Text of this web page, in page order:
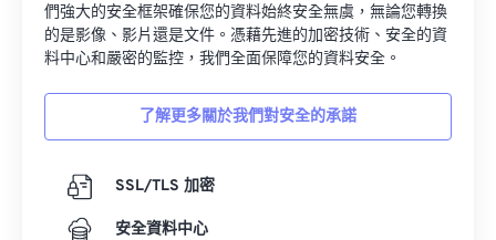
們強大的安全框架確保您的資料始終安全無虞，無論您轉換
的是影像、影片還是文件。憑藉先進的加密技術、安全的資
料中心和嚴密的監控，我們全面保障您的資料安全。
了解更多關於我們對安全的承諾
SSL/TLS 加密
安全資料中心